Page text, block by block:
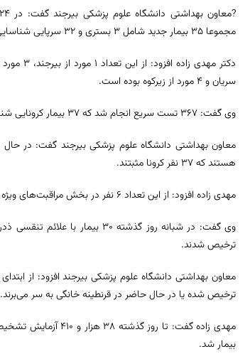
مجموعا ۳۵ بیمار جدید شامل ۳ بستری و ۳۲ سرپایی شناسایی شدند.
سریان و ۴ مورد از زیرکوه بوده است.
وی گفت: ۳۶۷ تست سریع انجام شد که ۳۷ بیمار کرونایی شناسایی شد.
هستند که ۳۷ نفر کرونا مثبتند.
مهدی زاده افزود: از این تعداد ۶ نفر در بخش مراقبت‌های ویژه بستری هستند که حال عمومی ۱ نفر وخیم است.
ترخیص شدند.
ترخیص شده یا در حال حاضر در قرنطینه خانگی به سر می‌برند.
بیمار شد.